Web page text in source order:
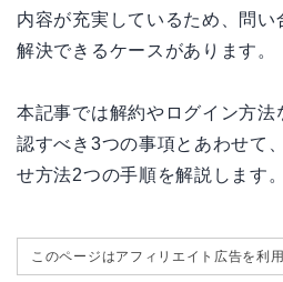
内容が充実しているため、問い
解決できるケースがあります。
本記事では解約やログイン方法
認すべき3つの事項とあわせて
せ方法2つの手順を解説します。
このページはアフィリエイト広告を利